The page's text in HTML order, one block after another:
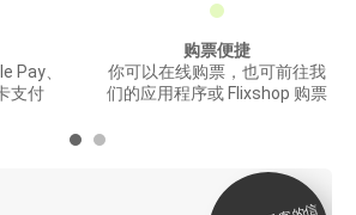
Pay、
支付
购票便捷
你可以在线购票，也可前往我
们的应用程序或 Flixshop 购票